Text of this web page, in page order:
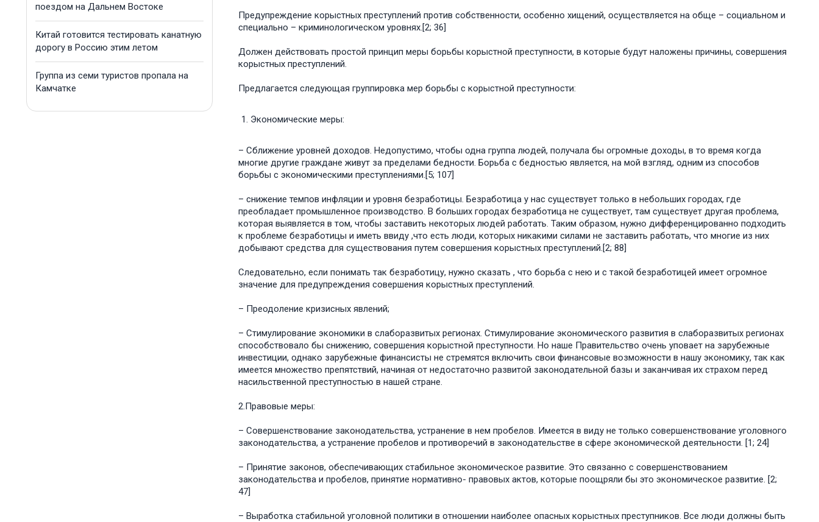
поездом на Дальнем Востоке
Китай готовится тестировать канатную
дорогу в Россию этим летом
Группа из семи туристов пропала на
Камчатке
Предупреждение корыстных преступлений против собственности, особенно хищений, осуществляется на обще – социальном и
специально – криминологическом уровнях.[2; 36]
Должен действовать простой принцип меры борьбы корыстной преступности, в которые будут наложены причины, совершения
корыстных преступлений.
Предлагается следующая группировка мер борьбы с корыстной преступности:
Экономические меры:
– Сближение уровней доходов. Недопустимо, чтобы одна группа людей, получала бы огромные доходы, в то время когда
многие другие граждане живут за пределами бедности. Борьба с бедностью является, на мой взгляд, одним из способов
борьбы с экономическими преступлениями.[5; 107]
– снижение темпов инфляции и уровня безработицы. Безработица у нас существует только в небольших городах, где
преобладает промышленное производство. В больших городах безработица не существует, там существует другая проблема,
которая выявляется в том, чтобы заставить некоторых людей работать. Таким образом, нужно дифференцированно подходить
к проблеме безработицы и иметь ввиду ,что есть люди, которых никакими силами не заставить работать, что многие из них
добывают средства для существования путем совершения корыстных преступлений.[2; 88]
Следовательно, если понимать так безработицу, нужно сказать , что борьба с нею и с такой безработицей имеет огромное
значение для предупреждения совершения корыстных преступлений.
– Преодоление кризисных явлений;
– Стимулирование экономики в слаборазвитых регионах. Стимулирование экономического развития в слаборазвитых регионах
способствовало бы снижению, совершения корыстной преступности. Но наше Правительство очень уповает на зарубежные
инвестиции, однако зарубежные финансисты не стремятся включить свои финансовые возможности в нашу экономику, так как
имеется множество препятствий, начиная от недостаточно развитой законодательной базы и заканчивая их страхом перед
насильственной преступностью в нашей стране.
2.Правовые меры:
– Совершенствование законодательства, устранение в нем пробелов. Имеется в виду не только совершенствование уголовного
законодательства, а устранение пробелов и противоречий в законодательстве в сфере экономической деятельности. [1; 24]
– Принятие законов, обеспечивающих стабильное экономическое развитие. Это связанно с совершенствованием
законодательства и пробелов, принятие нормативно- правовых актов, которые поощряли бы это экономическое развитие. [2;
47]
– Выработка стабильной уголовной политики в отношении наиболее опасных корыстных преступников. Все люди должны быть